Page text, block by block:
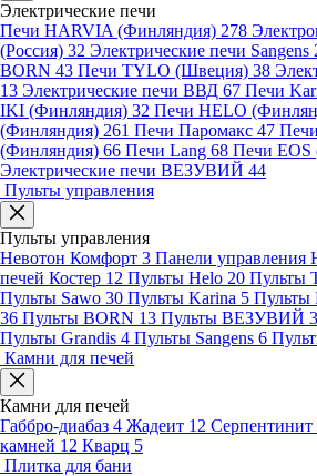
Электрические печи
Печи HARVIA (Финляндия) 278
(Россия) 32 Электрические печи Sangens
BORN 43 Печи TYLO (Швеция) 38
13 Электрические печи ВВД 67 Печи
IKI (Финляндия) 32 Печи HELO
(Финляндия) 261 Печи Паромакс 47
(Финляндия) 66 Печи Lang 68 Печи EOS
Электрические печи ВЕЗУВИЙ 44
Пульты управления
Пульты управления
Невотон Комфорт 3 Панели управления
печей Костер 12 Пульты Helo 20 Пульты
Пульты Sawo 30 Пульты Karina 5 Пульты
36 Пульты BORN 13 Пульты ВЕЗУВИЙ 3
Пульты Grandis 4 Пульты Sangens 6
Камни для печей
Камни для печей
Габбро-диабаз 4 Жадеит 12 Серпентинит
камней 12 Кварц 5
Плитка для бани